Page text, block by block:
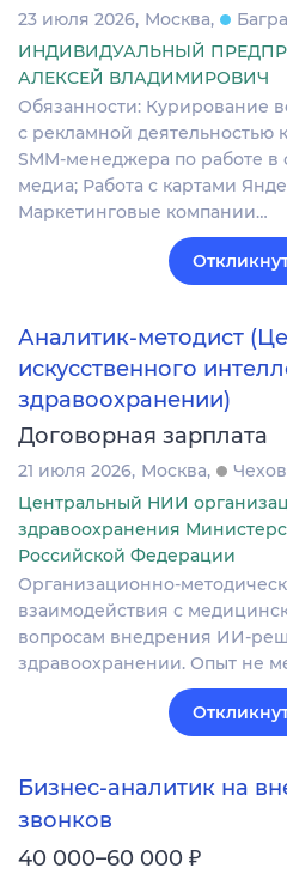
23 июля 2026 Москва
ИНДИВИДУАЛЬНЫЙ
АЛЕКСЕЙ ВЛАДИМИРОВИЧ
Обязанности: Курирование
с рекламной деятельностью
SMM-менеджера по работе в
медиа; Работа с картами
Маркетинговые компании…
Аналитик-методист
искусственного
здравоохранении)
Договорная зарплата
21 июля 2026 Москва
Центральный НИИ
здравоохранения
Российской Федерации
Организационно-
взаимодействия с
вопросам внедрения ИИ-
здравоохранении. Опыт не
Бизнес-аналитик на
звонков
40 000–60 000 ₽